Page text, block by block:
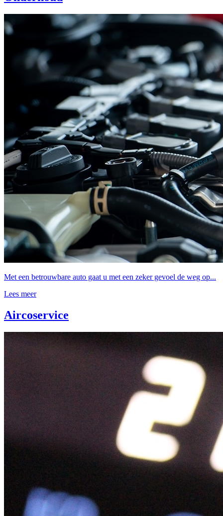
Met een betrouwbare auto gaat u met een zeker gevoel de weg op...
Lees meer
Aircoservice